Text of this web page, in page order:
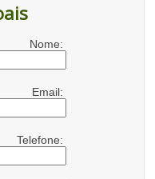
Nome:
Email:
Telefone: